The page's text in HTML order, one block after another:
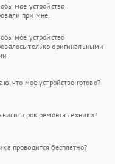
мое устройство
при мне.
мое устройство
только оригинальными
что мое устройство готово?
срок ремонта техники?
проводится бесплатно?